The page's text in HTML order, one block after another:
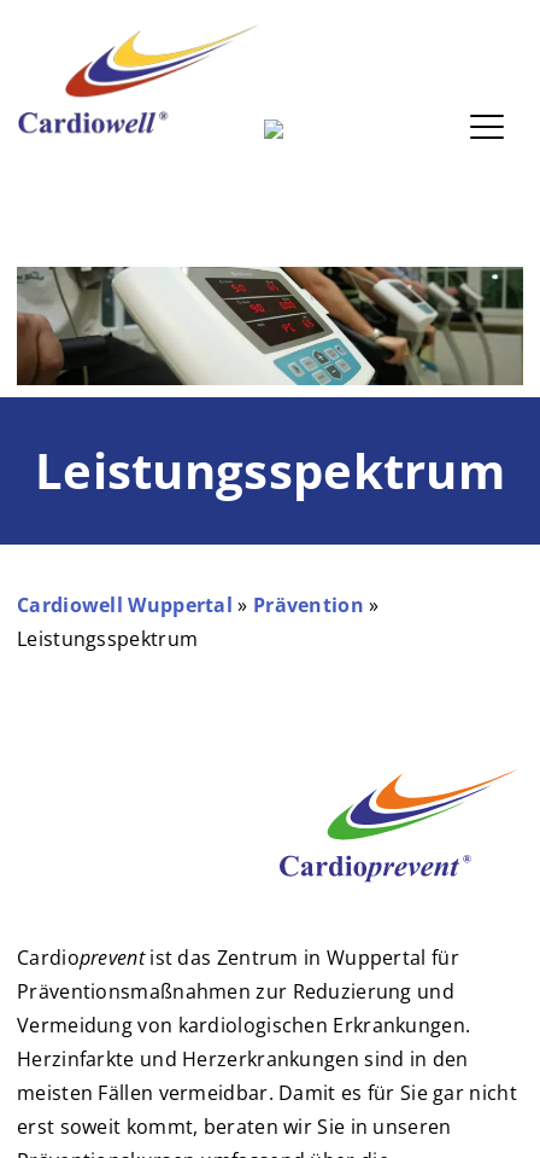
Skip
to
content
Leistungsspektrum
Cardiowell Wuppertal » Prävention »
Leistungsspektrum
Cardiopreventist das Zentrum in Wuppertal für
Präventionsmaßnahmen zur Reduzierung und
Vermeidung von kardiologischen Erkrankungen.
Herzinfarkte und Herzerkrankungen sind in den
meisten Fällen vermeidbar. Damit es für Sie gar nicht
erst soweit kommt, beraten wir Sie in unseren